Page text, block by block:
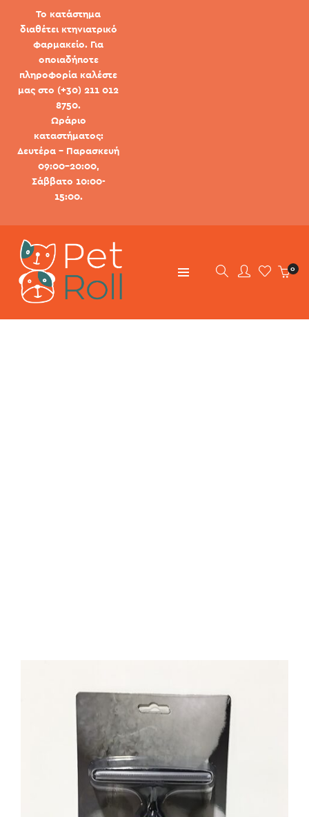
Το κατάστημα
διαθέτει κτηνιατρικό
φαρμακείο. Για
οποιαδήποτε
πληροφορία καλέστε
μας στο (+30) 211 012
8750.
Ωράριο
καταστήματος:
Δευτέρα - Παρασκευή
09:00-20:00,
Σάββατο 10:00-
15:00.
0